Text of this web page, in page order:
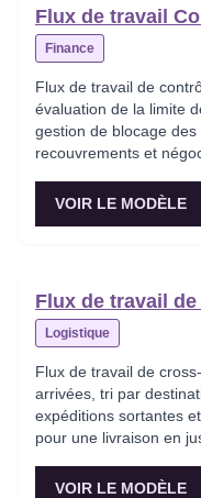
Flux de travail
Finance
Flux de travail de
évaluation de la limite
gestion de blocage
recouvrements et
VOIR LE MODÈLE
Flux de travail
Logistique
Flux de travail de
arrivées, tri par
expéditions sortantes
pour une livraison en
VOIR LE MODÈLE